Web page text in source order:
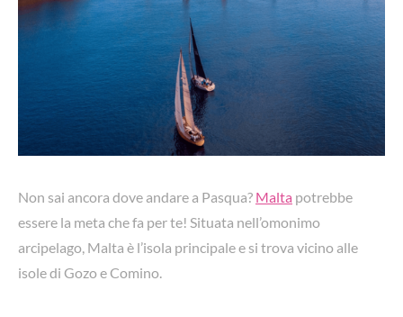
Non sai ancora dove andare a Pasqua? Malta potrebbe
essere la meta che fa per te! Situata nell’omonimo
arcipelago, Malta è l’isola principale e si trova vicino alle
isole di Gozo e Comino.